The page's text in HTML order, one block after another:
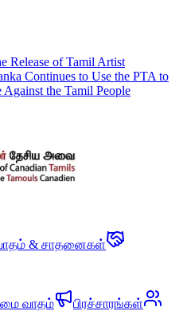
Release of Tamil Artist
Continues to Use the PTA to
the Tamil People
& சாதனைகள்
வாதம்
பிரச்சாரங்கள்